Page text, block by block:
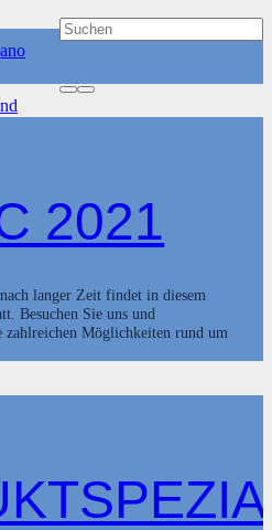
2021
langer Zeit findet in diesem
Besuchen Sie uns und
Möglichkeiten rund um